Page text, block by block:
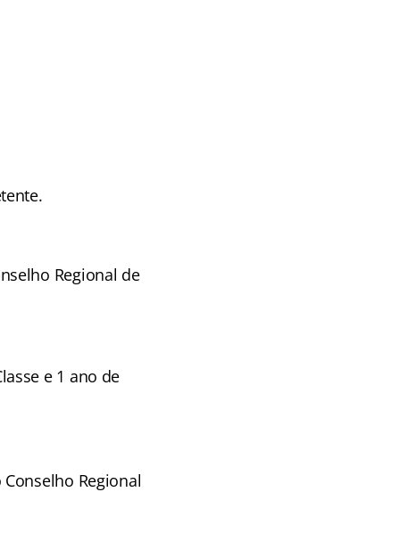
Regional de
e 1 ano de
Regional